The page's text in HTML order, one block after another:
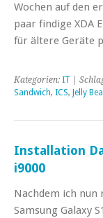
Wochen auf den
paar findige XDA
für ältere Geräte
Kategorien: IT |
Sandwich, ICS, Jelly
Installation
i9000
Nachdem ich nun
Samsung Galaxy